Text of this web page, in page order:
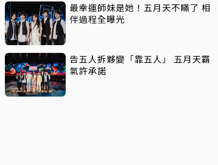
最幸運師妹是她！五月天不瞞了 相
伴過程全曝光
告五人拆夥變「靠五人」 五月天霸
氣許承諾